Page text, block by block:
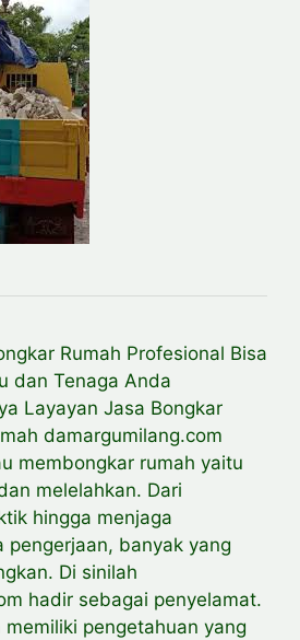
Rumah Profesional Bisa
dan Tenaga Anda
Layayan Jasa Bongkar
damargumilang.com
membongkar rumah yaitu
melelahkan. Dari
hingga menjaga
pengerjaan, banyak yang
Di sinilah
hadir sebagai penyelamat.
pengetahuan yang